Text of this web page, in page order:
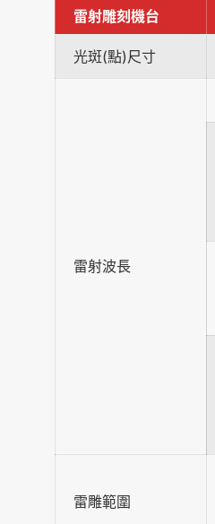
雷射雕刻機台
光斑(點)尺寸
雷射波長
雷雕範圍